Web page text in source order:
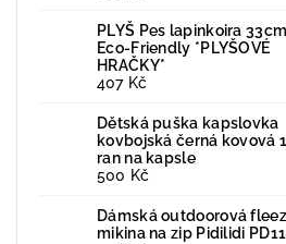
PLYŠ Pes lapinkoira 33cm
Eco-Friendly *PLYŠOVÉ
HRAČKY*
407 Kč
Dětská puška kapslovka
kovbojská černá kovová
ran na kapsle
500 Kč
Dámská outdoorová
mikina na zip Pidilidi